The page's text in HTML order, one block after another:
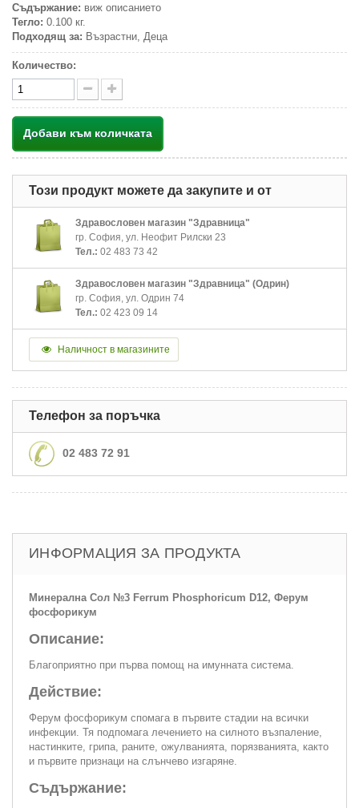
Съдържание: виж описанието
Тегло: 0.100 кг.
Подходящ за: Възрастни, Деца
Количество:
Добави към количката
Този продукт можете да закупите и от
Здравословен магазин "Здравница"
гр. София, ул. Неофит Рилски 23
Тел.: 02 483 73 42
Здравословен магазин "Здравница" (Одрин)
гр. София, ул. Одрин 74
Тел.: 02 423 09 14
Наличност в магазините
Телефон за поръчка
02 483 72 91
ИНФОРМАЦИЯ ЗА ПРОДУКТА
Минерална Сол №3 Ferrum Phosphoricum D12, Ферум
фосфорикум
Описание:
Благоприятно при първа помощ на имунната система.
Действие:
Ферум фосфорикум спомага в първите стадии на всички
инфекции. Тя подпомага лечението на силното възпалeние,
настинките, грипа, раните, ожулванията, порязванията, както
и първите признаци на слънчево изгаряне.
Съдържание: